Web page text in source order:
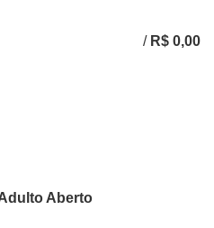
/ R$ 0,00
Aberto